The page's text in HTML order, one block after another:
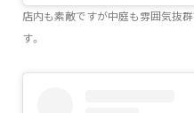
店内も素敵ですが中庭も雰囲気抜
す。